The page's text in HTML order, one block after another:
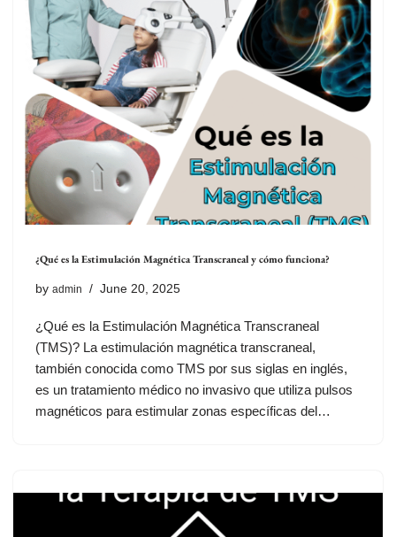
¿Qué es la Estimulación Magnética Transcraneal y cómo funciona?
by admin June 20, 2025
¿Qué es la Estimulación Magnética Transcraneal
(TMS)? La estimulación magnética transcraneal,
también conocida como TMS por sus siglas en inglés,
es un tratamiento médico no invasivo que utiliza pulsos
magnéticos para estimular zonas específicas del…